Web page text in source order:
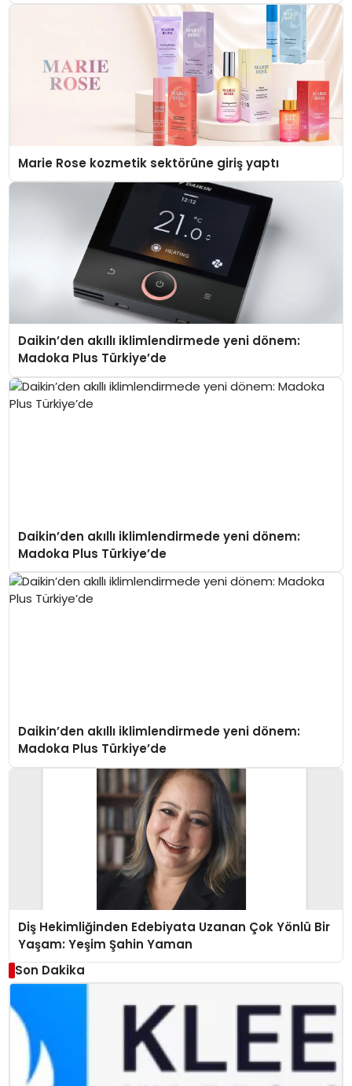
Marie Rose kozmetik sektörüne giriş yaptı
Daikin’den akıllı iklimlendirmede yeni dönem:
Madoka Plus Türkiye’de
Daikin’den akıllı iklimlendirmede yeni dönem:
Madoka Plus Türkiye’de
Daikin’den akıllı iklimlendirmede yeni dönem:
Madoka Plus Türkiye’de
Diş Hekimliğinden Edebiyata Uzanan Çok Yönlü Bir
Yaşam: Yeşim Şahin Yaman
Son Dakika